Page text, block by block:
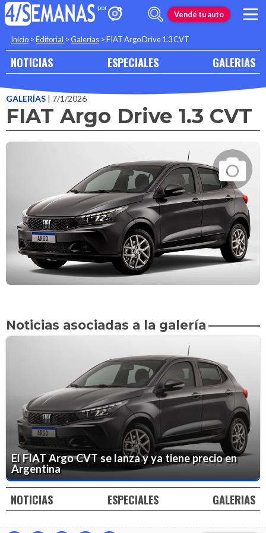
Vendé tu auto
Inicio >Editorial >Galerias >FIAT Argo Drive 1.3 CVT
NOTICIAS ESPECIALES GALERIAS
GALERÍAS | 7/1/2026
FIAT Argo Drive 1.3 CVT
Noticias asociadas a la galería
El FIAT Argo CVT se lanza y ya tiene precio en
Argentina
NOTICIAS ESPECIALES GALERIAS